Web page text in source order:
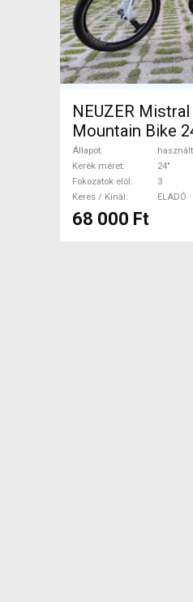
NEUZER
Mountain Bike
teleszkópos
Állapot
használt
Kerék méret
24"
Fokozatok elöl
3
Keres / Kínál
ELADÓ
68 000 Ft